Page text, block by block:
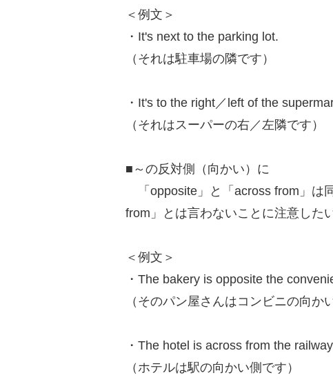
＜例文＞
・It's next to the parking lot.
（それは駐車場の隣です）
・It's to the right／left of the
（それはスーパーの右／左隣です）
■～の反対側（向かい）に
「opposite」と「across from」は
from」とは言わないことに注意したい
＜例文＞
・The bakery is opposite the
（そのパン屋さんはコンビニの向か
・The hotel is across from the
（ホテルは駅の向かい側です）